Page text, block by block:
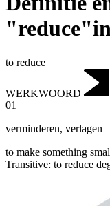
to reduce
WERKWOORD
01
verminderen, verlagen
to make something
Transitive: to reduce